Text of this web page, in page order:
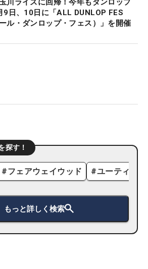
川ライズに回帰！今年もダンロップ
9日、10日に「ALL DUNLOP FES
ール・ダンロップ・フェス）」を開催
探す！
#フェアウェイウッド #ユーティリ
もっと詳しく検索